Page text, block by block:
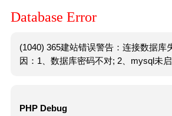
Database Error
(1040) 365建站错误警告：连接数据库
因：1、数据库密码不对; 2、mysql未启
PHP Debug